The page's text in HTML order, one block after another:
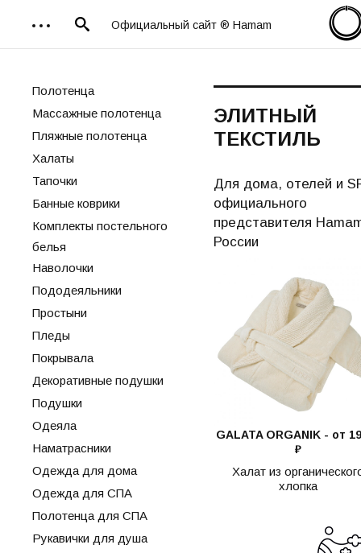
Официальный сайт ® Hamam
Полотенца
Массажные полотенца
Пляжные полотенца
Халаты
Тапочки
Банные коврики
Комплекты постельного
белья
Наволочки
Пододеяльники
Простыни
Пледы
Покрывала
Декоративные подушки
Подушки
Одеяла
Наматрасники
Одежда для дома
Одежда для СПА
Полотенца для СПА
Рукавички для душа
ЭЛИТНЫЙ
ТЕКСТИЛЬ
Для дома, отелей и
официального
представителя
России
GALATA ORGANIK - от
₽
Халат из
хлопка